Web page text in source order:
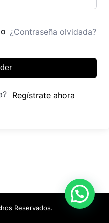
¿Contraseña olvidada?
Regístrate ahora
Reservados.